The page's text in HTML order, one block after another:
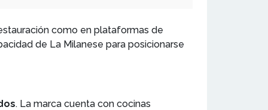
como en plataformas de
de La Milanese para posicionarse
. La marca cuenta con cocinas